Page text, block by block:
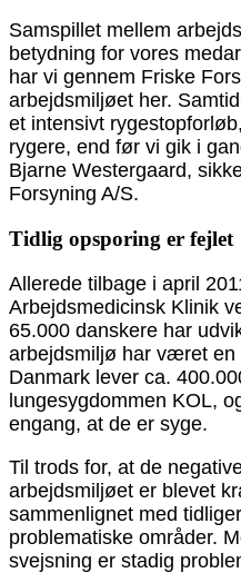
Samspillet mellem
betydning for vores
har vi gennem Friske
arbejdsmiljøet her.
et intensivt
rygere, end før vi gik i
Bjarne Westergaard,
Forsyning A/S.
Tidlig opsporing er fejlet
Allerede tilbage i april
Arbejdsmedicinsk Klinik
65.000 danskere har
arbejdsmiljø har været
Danmark lever ca.
lungesygdommen KOL,
engang, at de er syge.
Til trods for, at de
arbejdsmiljøet er blevet
sammenlignet med
problematiske områder.
svejsning er stadig